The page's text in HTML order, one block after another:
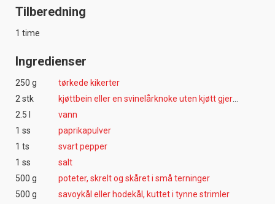
Tilberedning
1 time
Ingredienser
250 g
tørkede kikerter
2 stk
2.5 l
vann
1 ss
paprikapulver
1 ts
svart pepper
1 ss
salt
500 g
poteter, skrelt og skåret i små terninger
500 g
savoykål eller hodekål, kuttet i tynne strimler